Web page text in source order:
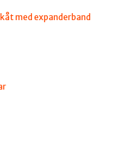
med expanderband